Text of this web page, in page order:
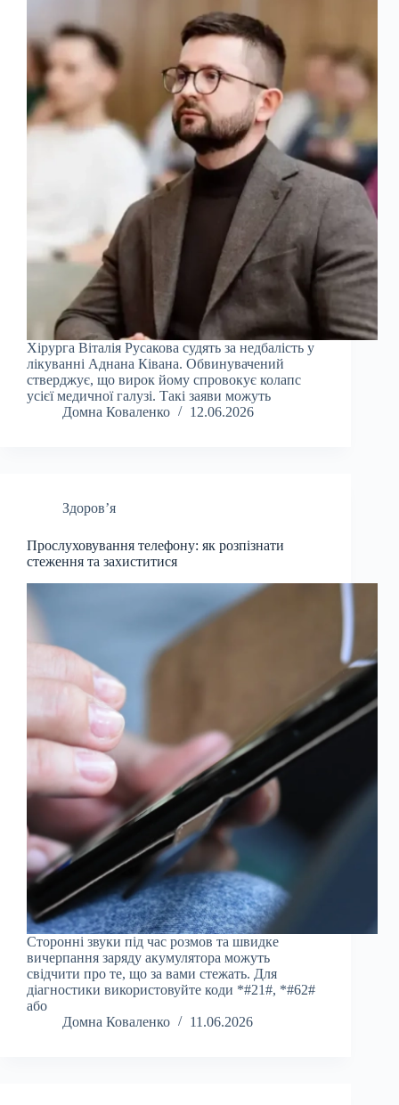
Хірурга Віталія Русакова судять за недбалість у
лікуванні Аднана Ківана. Обвинувачений
стверджує, що вирок йому спровокує колапс
усієї медичної галузі. Такі заяви можуть
Домна Коваленко
12.06.2026
Здоров’я
Прослуховування телефону: як розпізнати
стеження та захиститися
Сторонні звуки під час розмов та швидке
вичерпання заряду акумулятора можуть
свідчити про те, що за вами стежать. Для
діагностики використовуйте коди *#21#, *#62#
або
Домна Коваленко
11.06.2026